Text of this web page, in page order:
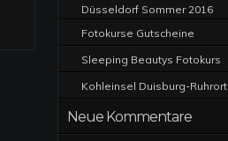
Düsseldorf Sommer 2016
Fotokurse Gutscheine
Sleeping Beautys Fotokurs
Kohleinsel Duisburg-Ruhrort
Neue Kommentare